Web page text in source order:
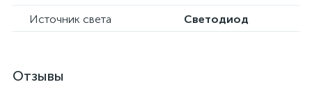
Источник света
Светодиод
Отзывы